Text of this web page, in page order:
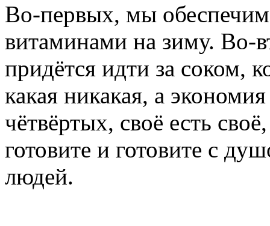
Во-первых, мы
витаминами на зиму. Во-
придётся идти за соком,
какая никакая, а
чётвёртых, своё есть
готовите и готовите с
людей.